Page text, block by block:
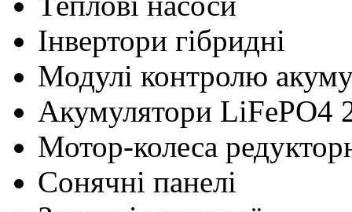
Інвертори гібридні
Модулі контролю
Акумулятори LiFePO4
Мотор-колеса
Сонячні панелі